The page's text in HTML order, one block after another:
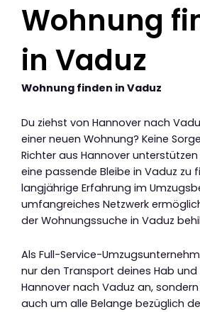
Wohnung
in Vaduz
Wohnung finden in Vaduz
Du ziehst von Hannover nach
einer neuen Wohnung? Keine
Richter aus Hannover
eine passende Bleibe in Vaduz zu
langjährige Erfahrung im
umfangreiches Netzwerk
der Wohnungssuche in Vaduz
Als Full-Service-
nur den Transport deines Hab
Hannover nach Vaduz an,
auch um alle Belange bezüglich